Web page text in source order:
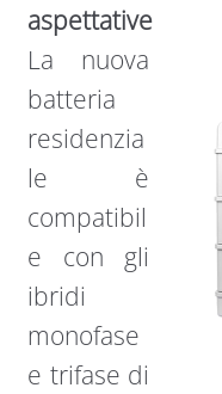
aspettative
La nuova
batteria
residenzia
le è
compatibil
e con gli
ibridi
monofase
e trifase di